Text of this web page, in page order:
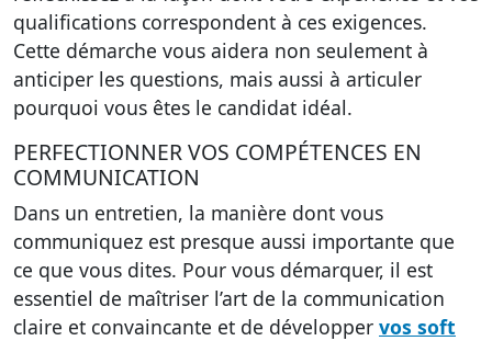
qualifications correspondent à ces exigences.
Cette démarche vous aidera non seulement à
anticiper les questions, mais aussi à articuler
pourquoi vous êtes le candidat idéal.
PERFECTIONNER VOS COMPÉTENCES EN
COMMUNICATION
Dans un entretien, la manière dont vous
communiquez est presque aussi importante que
ce que vous dites. Pour vous démarquer, il est
essentiel de maîtriser l’art de la communication
claire et convaincante et de développer vos soft